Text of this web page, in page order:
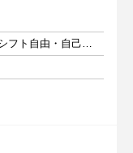
週1日以上 1日2時間以上 シフト自由・自己申告